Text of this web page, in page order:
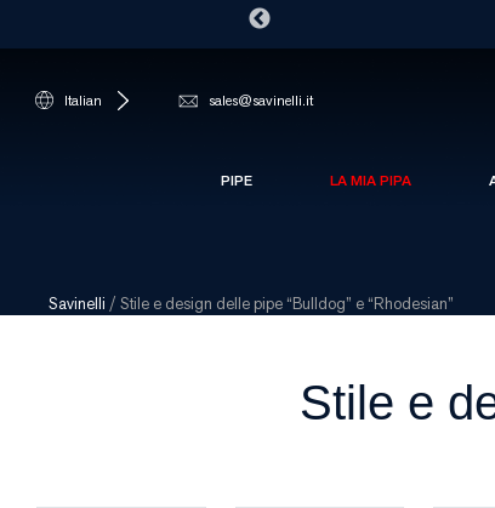
Italian sales@savinelli.it
PIPE LA MIA PIPA
Savinelli / Stile e design delle pipe “Bulldog” e “Rhodesian”
Stile e